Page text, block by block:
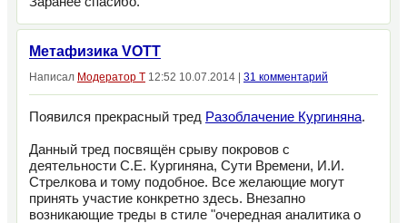
Метафизика VOTT
Написал Модератор Т 12:52 10.07.2014 | 31 комментарий
Появился прекрасный тред Разоблачение Кургиняна.
Данный тред посвящён срыву покровов с
деятельности С.Е. Кургиняна, Сути Времени, И.И.
Стрелкова и тому подобное. Все желающие могут
принять участие конкретно здесь. Внезапно
возникающие треды в стиле "очередная аналитика о